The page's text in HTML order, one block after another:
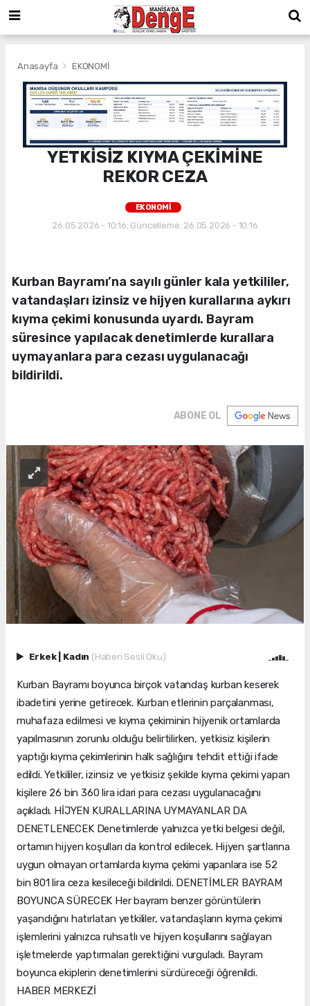
Anasayfa EKONOMİ
YETKİSİZ KIYMA ÇEKİMİNE
REKOR CEZA
EKONOMİ
26.05.2026 - 10:16, Güncelleme: 26.05.2026 - 10:16
Kurban Bayramı’na sayılı günler kala yetkililer,
vatandaşları izinsiz ve hijyen kurallarına aykırı
kıyma çekimi konusunda uyardı. Bayram
süresince yapılacak denetimlerde kurallara
uymayanlara para cezası uygulanacağı
bildirildi.
ABONE OL
Erkek Kadın (Haberi Sesli Oku)
Kurban Bayramı boyunca birçok vatandaş kurban keserek
ibadetini yerine getirecek. Kurban etlerinin parçalanması,
muhafaza edilmesi ve kıyma çekiminin hijyenik ortamlarda
yapılmasının zorunlu olduğu belirtilirken, yetkisiz kişilerin
yaptığı kıyma çekimlerinin halk sağlığını tehdit ettiği ifade
edildi. Yetkililer, izinsiz ve yetkisiz şekilde kıyma çekimi yapan
kişilere 26 bin 360 lira idari para cezası uygulanacağını
açıkladı. HİJYEN KURALLARINA UYMAYANLAR DA
DENETLENECEK Denetimlerde yalnızca yetki belgesi değil,
ortamın hijyen koşulları da kontrol edilecek. Hijyen şartlarına
uygun olmayan ortamlarda kıyma çekimi yapanlara ise 52
bin 801 lira ceza kesileceği bildirildi. DENETİMLER BAYRAM
BOYUNCA SÜRECEK Her bayram benzer görüntülerin
yaşandığını hatırlatan yetkililer, vatandaşların kıyma çekimi
işlemlerini yalnızca ruhsatlı ve hijyen koşullarını sağlayan
işletmelerde yaptırmaları gerektiğini vurguladı. Bayram
boyunca ekiplerin denetimlerini sürdüreceği öğrenildi.
HABER MERKEZİ